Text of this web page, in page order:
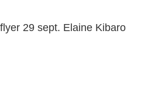
flyer 29 sept. Elaine Kibaro